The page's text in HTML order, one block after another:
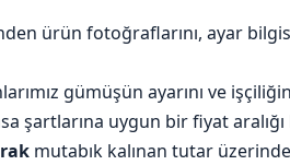
ürün fotoğraflarını, ayar
gümüşün ayarını ve
şartlarına uygun bir fiyat
mutabık kalınan tutar